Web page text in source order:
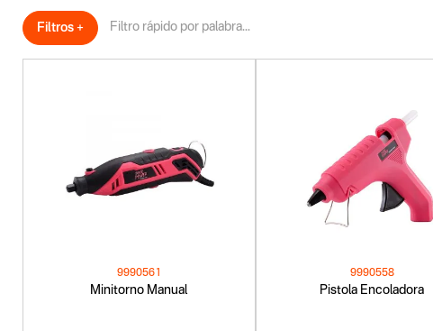
Filtros +
Minitorno Manual
9990561
Pistola Encoladora
9990558